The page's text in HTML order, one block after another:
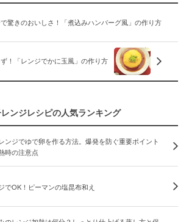
驚きのおいしさ！「煮込みハンバーグ風」の作り方
！「レンジでかに玉風」の作り方
ンジレシピの人気ランキング
ンジでゆで卵を作る方法。爆発を防ぐ重要ポイント
時の注意点
でOK！ピーマンの塩昆布和え